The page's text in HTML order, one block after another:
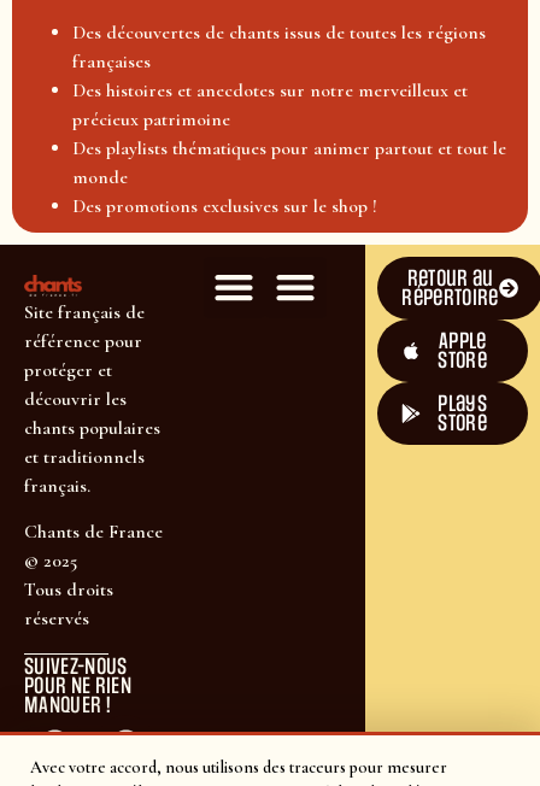
Avec votre accord, nous utilisons des traceurs pour mesurer
Des découvertes de chants issus de toutes les régions
françaises
Des histoires et anecdotes sur notre merveilleux et
précieux patrimoine
Des playlists thématiques pour animer partout et tout le
monde
Des promotions exclusives sur le shop !
Site français de
référence pour
protéger et
découvrir les
chants populaires
et traditionnels
français.
Chants de France
© 2025
Tous droits
réservés
SUIVEZ-NOUS
POUR NE RIEN
MANQUER !
Retour au
répertoire
Apple
Store
plays
store